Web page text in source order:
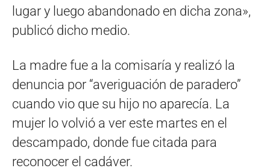
lugar y luego abandonado en dicha zona»,
publicó dicho medio.
La madre fue a la comisaría y realizó la
denuncia por “averiguación de paradero”
cuando vio que su hijo no aparecía. La
mujer lo volvió a ver este martes en el
descampado, donde fue citada para
reconocer el cadáver.